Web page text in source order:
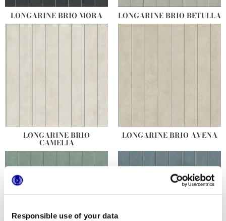
Responsible use of your data
LONGARINE BRIO MORA LONGARINE BRIO BETULLA
LONGARINE BRIO
CAMELIA
LONGARINE BRIO AVENA